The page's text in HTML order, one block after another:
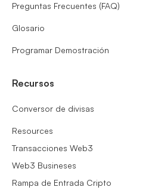
Preguntas Frecuentes (FAQ)
Glosario
Programar Demostración
Recursos
Conversor de divisas
Resources
Transacciones Web3
Web3 Busineses
Rampa de Entrada Cripto